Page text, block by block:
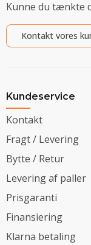
Kunne du tænkte
Kontakt vores
Kundeservice
Kontakt
Fragt / Levering
Bytte / Retur
Levering af paller
Prisgaranti
Finansiering
Klarna betaling